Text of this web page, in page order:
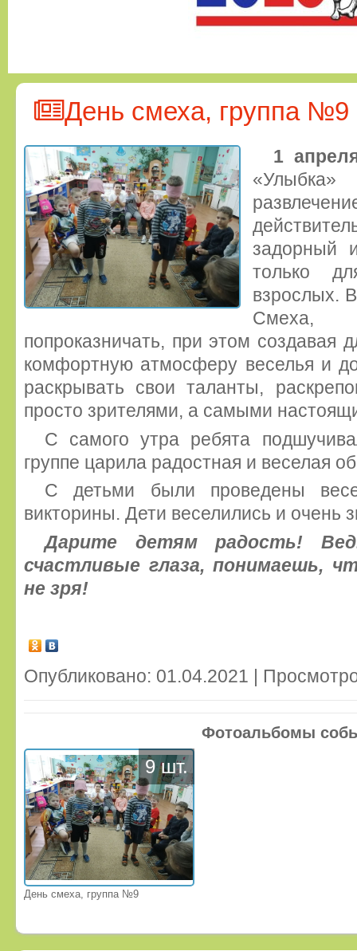
День смеха, группа №9
1
задорный
только
взрослых.
Смеха,
попроказничать, при этом создавая
комфортную атмосферу веселья и
раскрывать свои таланты,
просто зрителями, а самыми
С самого утра ребята
группе царила радостная и веселая
С детьми были проведены
викторины. Дети веселились и очень
Дарите детям радость!
счастливые глаза, понимаешь,
не зря!
Опубликовано: 01.04.2021 |
Фотоальбомы
9 шт.
День смеха, группа №9